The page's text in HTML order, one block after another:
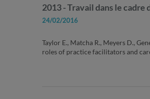
2013 - Travail dans le
24/02/2016
Taylor E., Matcha R., Meyers D.,
roles of practice facilitators and